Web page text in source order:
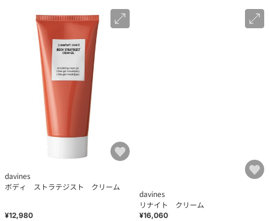
davines
ボディ ストラテジスト クリーム
¥12,980
davines
リナイト クリーム
¥16,060